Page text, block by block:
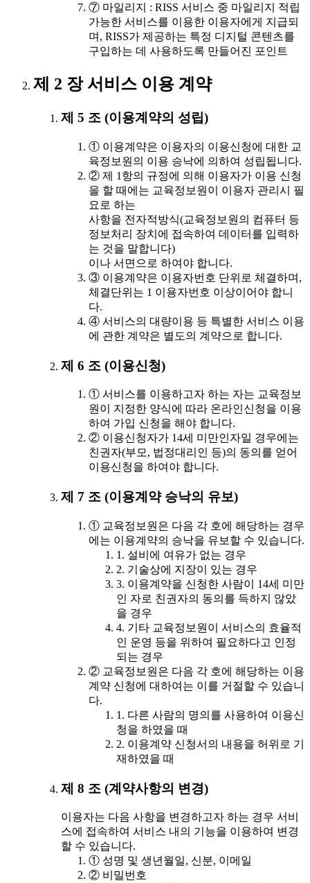
⑦ 마일리지 : RISS 서비스 중 마일리지 적립
가능한 서비스를 이용한 이용자에게 지급되
며, RISS가 제공하는 특정 디지털 콘텐츠를
구입하는 데 사용하도록 만들어진 포인트
제 2 장 서비스 이용 계약
제 5 조 (이용계약의 성립)
① 이용계약은 이용자의 이용신청에 대한 교
육정보원의 이용 승낙에 의하여 성립됩니다.
② 제 1항의 규정에 의해 이용자가 이용 신청
을 할 때에는 교육정보원이 이용자 관리시 필
요로 하는
사항을 전자적방식(교육정보원의 컴퓨터 등
정보처리 장치에 접속하여 데이터를 입력하
는 것을 말합니다)
이나 서면으로 하여야 합니다.
③ 이용계약은 이용자번호 단위로 체결하며,
체결단위는 1 이용자번호 이상이어야 합니
다.
④ 서비스의 대량이용 등 특별한 서비스 이용
에 관한 계약은 별도의 계약으로 합니다.
제 6 조 (이용신청)
① 서비스를 이용하고자 하는 자는 교육정보
원이 지정한 양식에 따라 온라인신청을 이용
하여 가입 신청을 해야 합니다.
② 이용신청자가 14세 미만인자일 경우에는
친권자(부모, 법정대리인 등)의 동의를 얻어
이용신청을 하여야 합니다.
제 7 조 (이용계약 승낙의 유보)
① 교육정보원은 다음 각 호에 해당하는 경우
에는 이용계약의 승낙을 유보할 수 있습니다.
1. 설비에 여유가 없는 경우
2. 기술상에 지장이 있는 경우
3. 이용계약을 신청한 사람이 14세 미만
인 자로 친권자의 동의를 득하지 않았
을 경우
4. 기타 교육정보원이 서비스의 효율적
인 운영 등을 위하여 필요하다고 인정
되는 경우
② 교육정보원은 다음 각 호에 해당하는 이용
계약 신청에 대하여는 이를 거절할 수 있습니
다.
1. 다른 사람의 명의를 사용하여 이용신
청을 하였을 때
2. 이용계약 신청서의 내용을 허위로 기
재하였을 때
제 8 조 (계약사항의 변경)
이용자는 다음 사항을 변경하고자 하는 경우 서비
스에 접속하여 서비스 내의 기능을 이용하여 변경
할 수 있습니다.
① 성명 및 생년월일, 신분, 이메일
② 비밀번호